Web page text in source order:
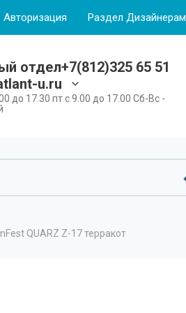
Авторизация Раздел Дизайнерам
отдел+7(812)325 65 51
u.ru
до 17.30 пт с 9.00 до 17.00 Сб-Вс -
QUARZ Z-17 терракот